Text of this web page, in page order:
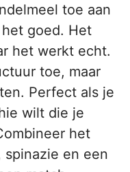
toe aan
goed. Het
het werkt echt.
toe, maar
Perfect als je
wilt die je
het
spinazie en een